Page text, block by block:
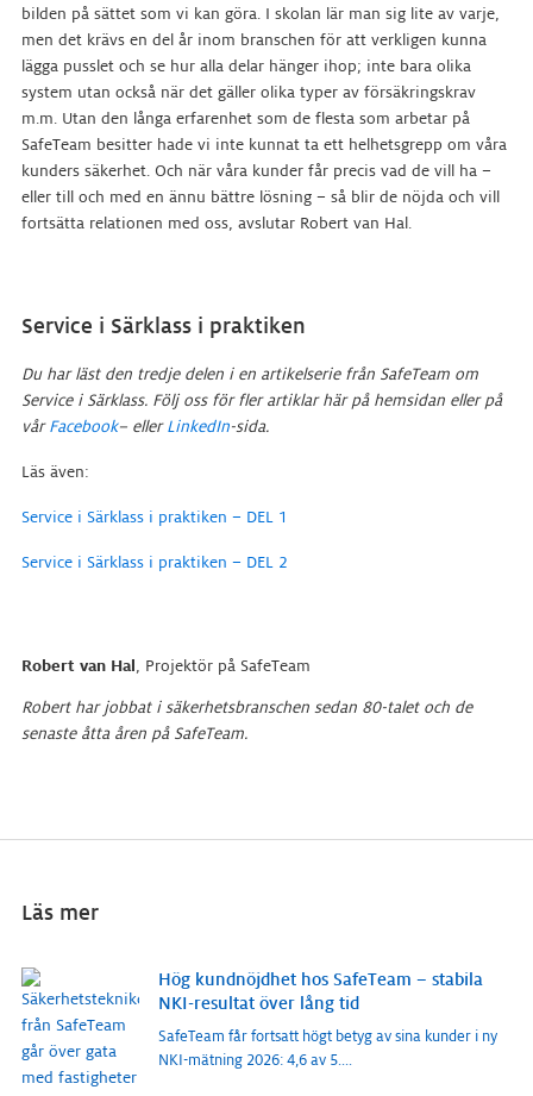
bilden på sättet som vi kan göra. I skolan lär man sig lite av varje,
men det krävs en del år inom branschen för att verkligen kunna
lägga pusslet och se hur alla delar hänger ihop; inte bara olika
system utan också när det gäller olika typer av försäkringskrav
m.m. Utan den långa erfarenhet som de flesta som arbetar på
SafeTeam besitter hade vi inte kunnat ta ett helhetsgrepp om våra
kunders säkerhet. Och när våra kunder får precis vad de vill ha –
eller till och med en ännu bättre lösning – så blir de nöjda och vill
fortsätta relationen med oss, avslutar Robert van Hal.
Service i Särklass i praktiken
Du har läst den tredje delen i en artikelserie från SafeTeam om
Service i Särklass. Följ oss för fler artiklar här på hemsidan eller på
vårFacebook– ellerLinkedIn-sida.
Läs även:
Service i Särklass i praktiken – DEL 1
Service i Särklass i praktiken – DEL 2
Robert van Hal, Projektör på SafeTeam
Robert har jobbat i säkerhetsbranschen sedan 80-talet och de
senaste åtta åren på SafeTeam.
Läs mer
Hög kundnöjdhet hos SafeTeam – stabila
NKI-resultat över lång tid
SafeTeam får fortsatt högt betyg av sina kunder i ny
NKI-mätning 2026: 4,6 av 5....